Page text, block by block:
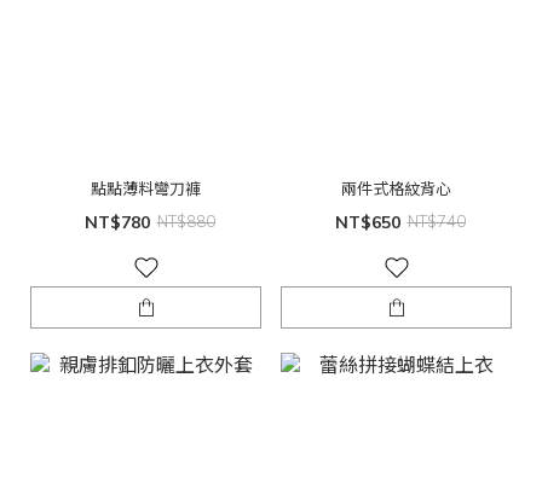
點點薄料彎刀褲
NT$780 NT$880
兩件式格紋背心
NT$650 NT$740